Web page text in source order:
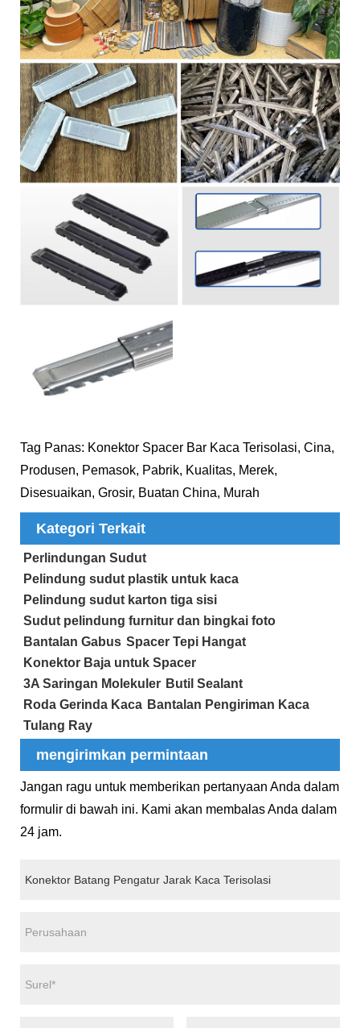
Tag Panas: Konektor Spacer Bar Kaca Terisolasi, Cina,
Produsen, Pemasok, Pabrik, Kualitas, Merek,
Disesuaikan, Grosir, Buatan China, Murah
Kategori Terkait
Perlindungan Sudut
Pelindung sudut plastik untuk kaca
Pelindung sudut karton tiga sisi
Sudut pelindung furnitur dan bingkai foto
Bantalan Gabus Spacer Tepi Hangat
Konektor Baja untuk Spacer
3A Saringan Molekuler Butil Sealant
Roda Gerinda Kaca Bantalan Pengiriman Kaca
Tulang Ray
mengirimkan permintaan
Jangan ragu untuk memberikan pertanyaan Anda dalam
formulir di bawah ini. Kami akan membalas Anda dalam
24 jam.